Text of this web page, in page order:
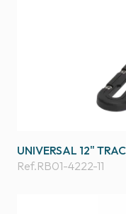
UNIVERSAL 12"
Ref.RB01-4222-11